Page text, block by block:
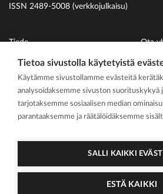
ISSN 2489-5008 (verkkojulkaisu)
Tiede
Uutiset
Ihmiset
På svenska
Kirjoitusohjeet
Ota
Tietoa sivustolla käytetyistä
Käytämme sivustollamme evästeitä
analysoidaksemme sivuston suorituskykyä
tarjotaksemme sosiaalisen median
parantaaksemme ja räätälöidäksemme
SALLI KAIKKI
ESTÄ KAIKKI